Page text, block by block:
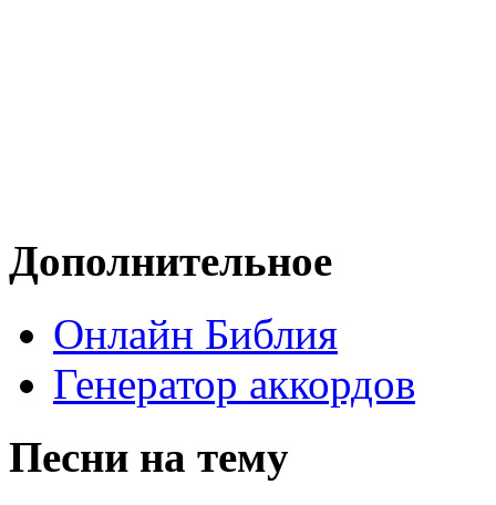
Дополнительное
Онлайн Библия
Генератор аккордов
Песни на тему